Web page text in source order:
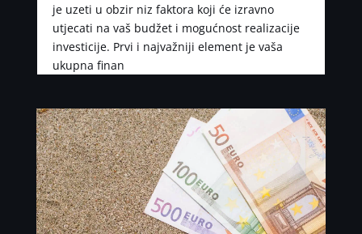
je uzeti u obzir niz faktora koji će izravno
utjecati na vaš budžet i mogućnost realizacije
investicije. Prvi i najvažniji element je vaša
ukupna finan